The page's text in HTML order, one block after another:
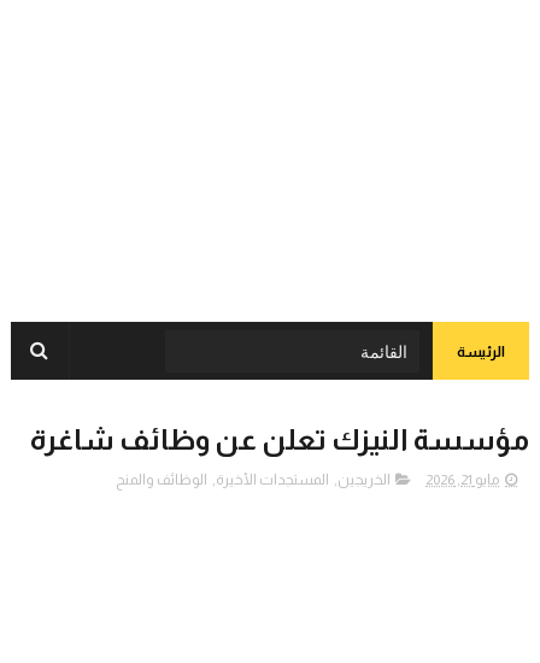
الرئيسة
مؤسسة النيزك تعلن عن وظائف شاغرة
مايو 21, 2026 الخريجين, المستجدات الأخيرة, الوظائف والمنح